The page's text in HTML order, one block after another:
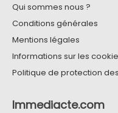
Qui sommes nous ?
Conditions générales
Mentions légales
Informations sur les
Politique de protection
Immediacte.com